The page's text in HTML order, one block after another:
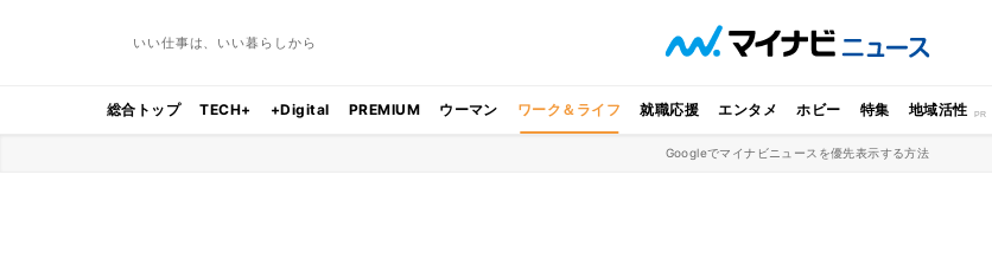
いい仕事は、いい暮らしから
総合トップ TECH+ +Digital PREMIUM ウーマン ワーク＆ライフ 就職応援 エンタメ ホビー 特集 地域活性
Googleでマイナビニュースを優先表示する方法